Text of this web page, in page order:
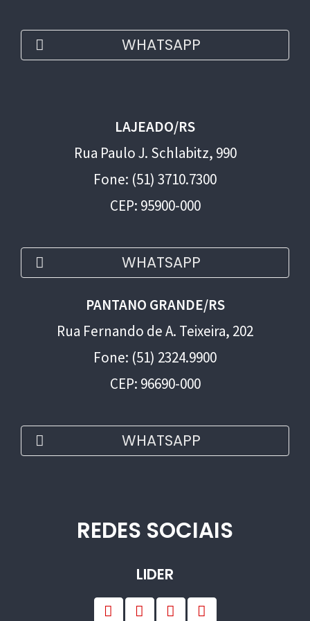
WHATSAPP
LAJEADO/RS
Rua Paulo J. Schlabitz, 990
Fone: (51) 3710.7300
CEP: 95900-000
WHATSAPP
PANTANO GRANDE/RS
Rua Fernando de A. Teixeira, 202
Fone: (51) 2324.9900
CEP: 96690-000
WHATSAPP
REDES SOCIAIS
LIDER
F I L Y